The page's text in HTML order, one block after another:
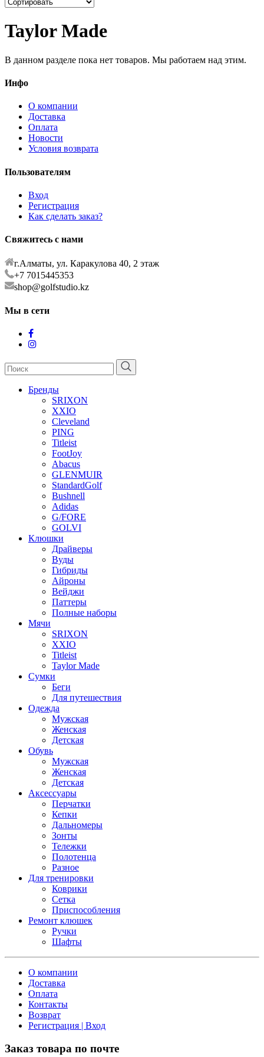
Taylor Made
В данном разделе пока нет товаров. Мы работаем над этим.
Инфо
О компании
Доставка
Оплата
Новости
Условия возврата
Пользователям
Вход
Регистрация
Как сделать заказ?
Свяжитесь с нами
г.Алматы, ул. Каракулова 40, 2 этаж
+7 7015445353
shop@golfstudio.kz
Мы в сети
Бренды
SRIXON
XXIO
Cleveland
PING
Titleist
FootJoy
Abacus
GLENMUIR
StandardGolf
Bushnell
Adidas
G/FORE
GOLVI
Клюшки
Драйверы
Вуды
Гибриды
Айроны
Вейджи
Паттеры
Полные наборы
Мячи
SRIXON
XXIO
Titleist
Taylor Made
Сумки
Беги
Для путешествия
Одежда
Мужская
Женская
Детская
Обувь
Мужская
Женская
Детская
Аксессуары
Перчатки
Кепки
Дальномеры
Зонты
Тележки
Полотенца
Разное
Для тренировки
Коврики
Сетка
Приспособления
Ремонт клюшек
Ручки
Шафты
О компании
Доставка
Оплата
Контакты
Возврат
Регистрация | Вход
Заказ товара по почте